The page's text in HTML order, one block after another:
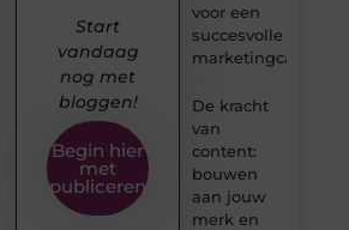
voor een
succesvolle
De kracht
van
content:
bouwen
aan jouw
merk en
Start
vandaag
nog met
bloggen!
Begin hier
met
publiceren